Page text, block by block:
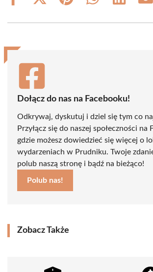
(Twitter)
Dołącz do nas na Facebooku!
Odkrywaj, dyskutuj i dziel się tym co
Przyłącz się do naszej społeczności na
gdzie możesz dowiedzieć się więcej o
wydarzeniach w Prudniku. Twoje
polub naszą stronę i bądź na bieżąco!
Polub nas!
Zobacz Także